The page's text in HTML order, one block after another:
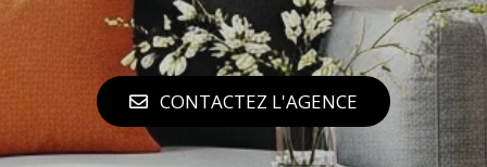
CONTACTEZ L'AGENCE